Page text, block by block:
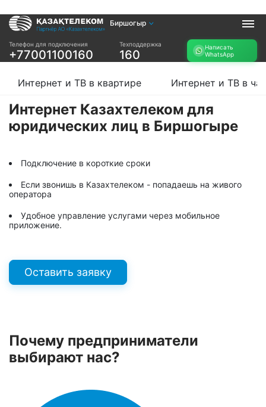
Биршогыр
Телефон для подключения
+77001100160
Техподдержка
160
Написать
WhatsApp
Услуги
Интернет и ТВ в
Интернет и ТВ в
Интернет в офис
Прочее
возможность
подключения
Проверить
возможность
названию ЖК
Заявка на
Интернет и ТВ в квартире Интернет и ТВ в
Интернет Казахтелеком для
юридических лиц в Биршогыре
Подключение в короткие сроки
Если звонишь в Казахтелеком - попадаешь на живого
оператора
Удобное управление услугами через мобильное
приложение.
Оставить заявку
Почему предприниматели
выбирают нас?